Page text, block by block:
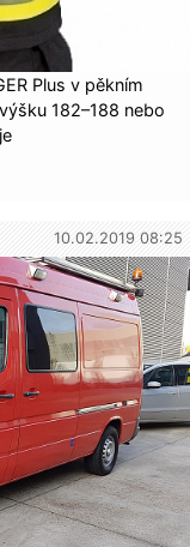
Plus v pěkním
182–188 nebo
10.02.2019 08:25